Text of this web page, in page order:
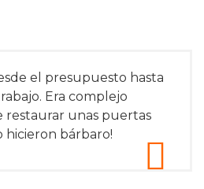
el presupuesto hasta
Era complejo
restaurar unas puertas
hicieron bárbaro!